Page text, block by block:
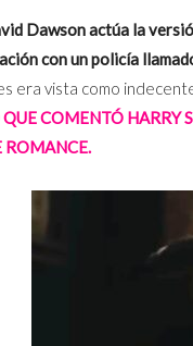
Dawson actúa la
con un policía
era vista como
QUE COMENTÓ HARRY
ROMANCE.